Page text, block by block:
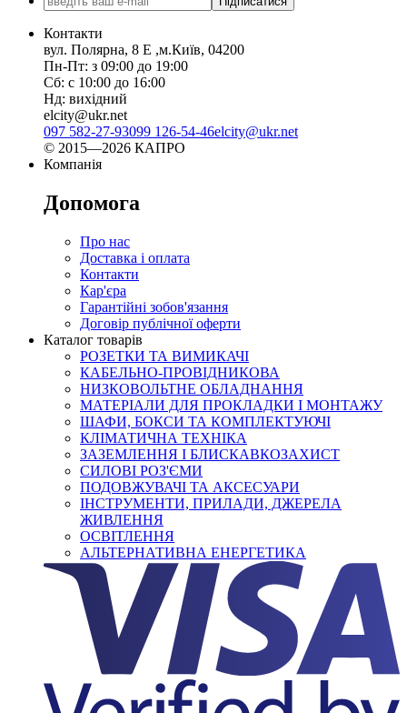
Контакти
вул. Полярна, 8 Е ,м.Київ, 04200
Пн-Пт: з 09:00 до 19:00
Сб: с 10:00 до 16:00
Нд: вихідний
elcity@ukr.net
097 582-27-93099 126-54-46elcity@ukr.net
© 2015—2026 КАПРО
Компанія
Допомога
Про нас
Доставка і оплата
Контакти
Кар'єра
Гарантійні зобов'язання
Договір публічної оферти
Каталог товарів
РОЗЕТКИ ТА ВИМИКАЧІ
КАБЕЛЬНО-ПРОВІДНИКОВА
НИЗКОВОЛЬТНЕ ОБЛАДНАННЯ
МАТЕРІАЛИ ДЛЯ ПРОКЛАДКИ І МОНТАЖУ
ШАФИ, БОКСИ ТА КОМПЛЕКТУЮЧІ
КЛІМАТИЧНА ТЕХНІКА
ЗАЗЕМЛЕННЯ І БЛИСКАВКОЗАХИСТ
СИЛОВІ РОЗ'ЄМИ
ПОДОВЖУВАЧІ ТА АКСЕСУАРИ
ІНСТРУМЕНТИ, ПРИЛАДИ, ДЖЕРЕЛА
ЖИВЛЕННЯ
ОСВІТЛЕННЯ
АЛЬТЕРНАТИВНА ЕНЕРГЕТИКА